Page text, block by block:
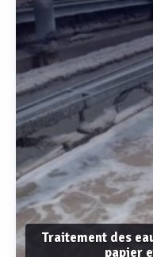
Traitement des
papier